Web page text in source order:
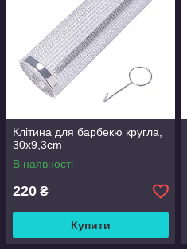
Клітина для барбекю кругла,
30x9,3cm
В наявності
220 ₴
Купити